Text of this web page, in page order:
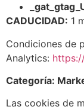
CADUCIDAD: 1
Condiciones de
Analytics:
Categoría:
Las cookies de